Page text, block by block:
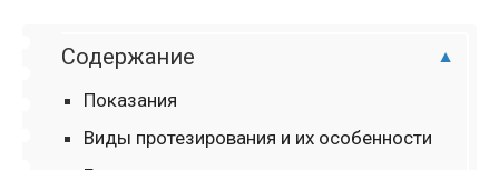
Содержание
Показания
Виды протезирования и их особенности